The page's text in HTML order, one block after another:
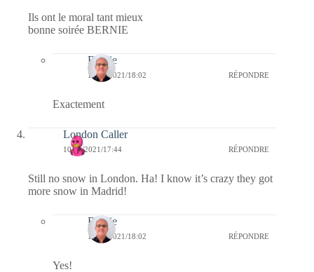
Ils ont le moral tant mieux
bonne soirée BERNIE
Bernie
11/01/2021/18:02 RÉPONDRE
Exactement
London Caller
10/01/2021/17:44 RÉPONDRE
Still no snow in London. Ha! I know it’s crazy they got
more snow in Madrid!
Bernie
11/01/2021/18:02 RÉPONDRE
Yes!